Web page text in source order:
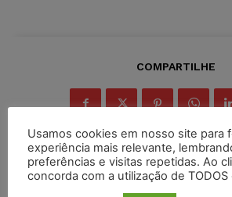
COMPARTILHE
Usamos cookies em nosso site para
experiência mais relevante,
preferências e visitas repetidas. Ao
concorda com a utilização de